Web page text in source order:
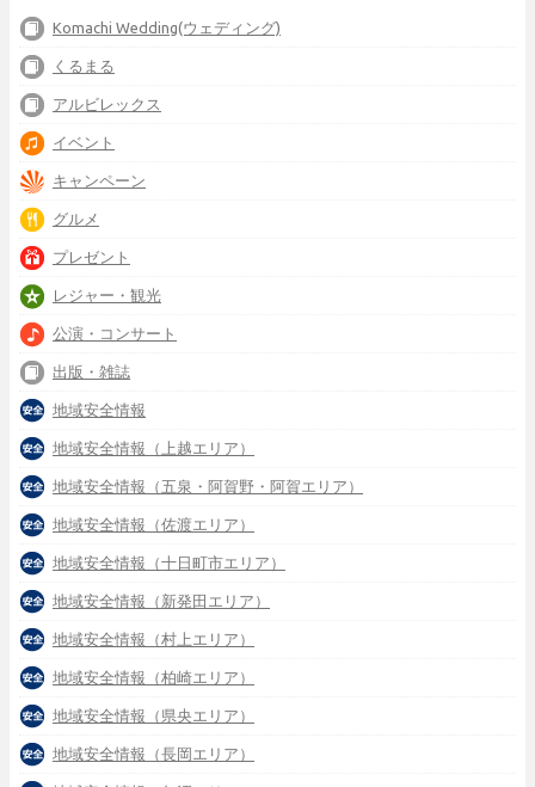
Komachi Wedding(ウェディング)
くるまる
アルビレックス
イベント
キャンペーン
グルメ
プレゼント
レジャー・観光
公演・コンサート
出版・雑誌
地域安全情報
地域安全情報（上越エリア）
地域安全情報（五泉・阿賀野・阿賀エリア）
地域安全情報（佐渡エリア）
地域安全情報（十日町市エリア）
地域安全情報（新発田エリア）
地域安全情報（村上エリア）
地域安全情報（柏崎エリア）
地域安全情報（県央エリア）
地域安全情報（長岡エリア）